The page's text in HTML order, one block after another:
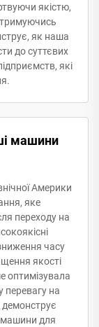
якістю,
як наша
до суттєвих
які
машини
Америки
яке
переходу на
часу
якості
оптимізувала
перевагу на
машини для